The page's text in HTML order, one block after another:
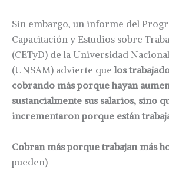
Sin embargo, un informe del
Capacitación y Estudios sobre
(CETyD) de la Universidad
(UNSAM) advierte quelos
cobrando más porque hayan
sustancialmente sus salarios, sino
incrementaron porque están
Cobran más porque trabajan más
pueden)